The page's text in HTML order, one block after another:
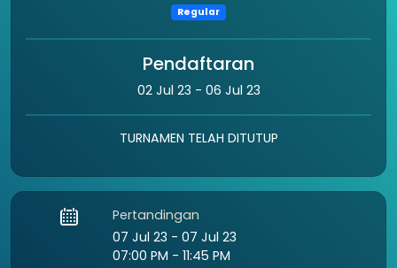
Regular
Pendaftaran
02 Jul 23 - 06 Jul 23
TURNAMEN TELAH DITUTUP
Pertandingan
07 Jul 23 - 07 Jul 23
07:00 PM - 11:45 PM